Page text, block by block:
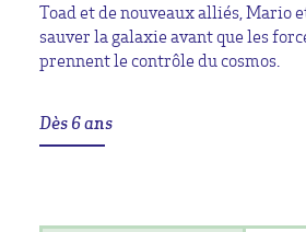
Toadet de nouveaux alliés, Mario
sauver la galaxie avant que les
prennent le contrôle du cosmos.
Dès 6 ans